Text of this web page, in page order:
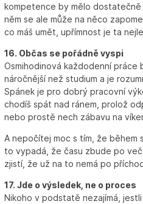
kompetence by mělo
něm se ale může na něco
co máš umět, upřímnost je ta
16. Občas se pořádně vyspi
Osmihodinová každodenní práce
náročnější než studium a je
Spánek je pro dobrý pracovní
chodíš spát nad ránem, prolož
nebo prostě nech zábavu na
A nepočítej moc s tím, že během
to vypadá, že času zbude po
zjistí, že už na to nemá po
17. Jde o výsledek, ne o proces
Nikoho v podstatě nezajímá,